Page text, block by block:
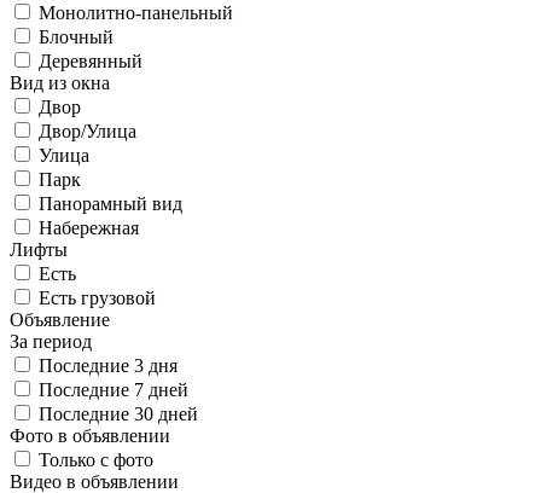
Монолитно-панельный
Блочный
Деревянный
Вид из окна
Двор
Двор/Улица
Улица
Парк
Панорамный вид
Набережная
Лифты
Есть
Есть грузовой
Объявление
За период
Последние 3 дня
Последние 7 дней
Последние 30 дней
Фото в объявлении
Только с фото
Видео в объявлении